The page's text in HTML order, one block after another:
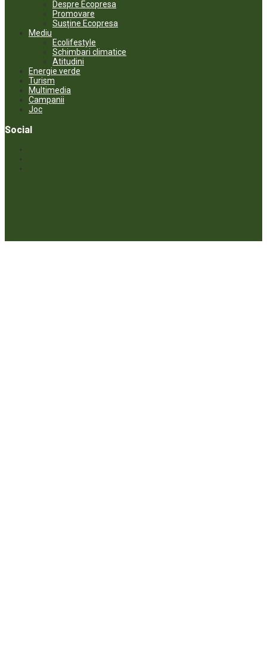
Despre Ecopresa
Promovare
Susține Ecopresa
Mediu
Ecolifestyle
Schimbari climatice
Atitudini
Energie verde
Turism
Multimedia
Campanii
Joc
Social